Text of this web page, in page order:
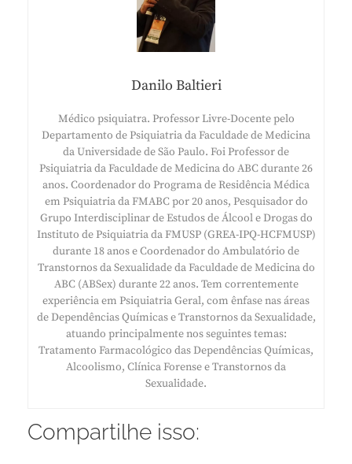
Danilo Baltieri
Médico psiquiatra. Professor Livre-Docente pelo
Departamento de Psiquiatria da Faculdade de Medicina
da Universidade de São Paulo. Foi Professor de
Psiquiatria da Faculdade de Medicina do ABC durante 26
anos. Coordenador do Programa de Residência Médica
em Psiquiatria da FMABC por 20 anos, Pesquisador do
Grupo Interdisciplinar de Estudos de Álcool e Drogas do
Instituto de Psiquiatria da FMUSP (GREA-IPQ-HCFMUSP)
durante 18 anos e Coordenador do Ambulatório de
Transtornos da Sexualidade da Faculdade de Medicina do
ABC (ABSex) durante 22 anos. Tem correntemente
experiência em Psiquiatria Geral, com ênfase nas áreas
de Dependências Químicas e Transtornos da Sexualidade,
atuando principalmente nos seguintes temas:
Tratamento Farmacológico das Dependências Químicas,
Alcoolismo, Clínica Forense e Transtornos da
Sexualidade.
Compartilhe isso: